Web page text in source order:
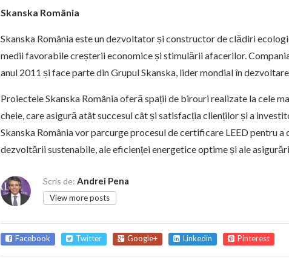
Skanska România
Skanska România este un dezvoltator și constructor de clădiri
medii favorabile creșterii economice și stimulării afacerilor.
anul 2011 și face parte din Grupul Skanska, lider mondial în
Proiectele Skanska România oferă spații de birouri realizate la cele
cheie, care asigură atât succesul cât și satisfacția clienților și a
Skanska România vor parcurge procesul de certificare LEED pentru
dezvoltării sustenabile, ale eficienței energetice optime și ale
Scris de: Andrei Pena
View more posts
Facebook Twitter Google+ Linkedin Pinterest